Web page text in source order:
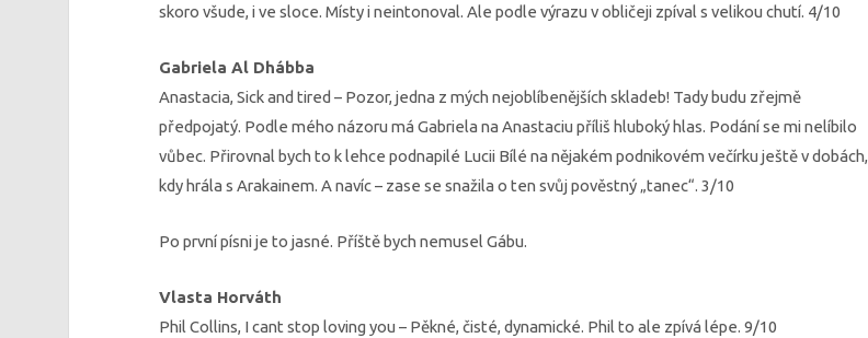
skoro všude, i ve sloce. Místy i neintonoval. Ale podle výrazu v obličeji zpíval s velikou chutí. 4/10
Gabriela Al Dhábba
Anastacia, Sick and tired – Pozor, jedna z mých nejoblíbenějších skladeb! Tady budu zřejmě
předpojatý. Podle mého názoru má Gabriela na Anastaciu příliš hluboký hlas. Podání se mi nelíbilo
vůbec. Přirovnal bych to k lehce podnapilé Lucii Bílé na nějakém podnikovém večírku ještě v dobách,
kdy hrála s Arakainem. A navíc – zase se snažila o ten svůj pověstný „tanec“. 3/10
Po první písni je to jasné. Příště bych nemusel Gábu.
Vlasta Horváth
Phil Collins, I cant stop loving you – Pěkné, čisté, dynamické. Phil to ale zpívá lépe. 9/10